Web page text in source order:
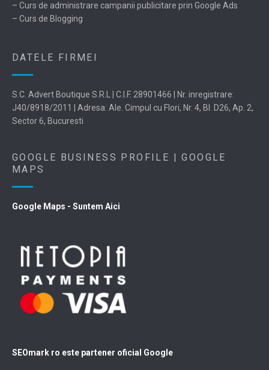
– Curs de administrare campanii publicitare prin Google Ads
– Curs de Blogging
DATELE FIRMEI
S.C. Advert Boutique S.R.L | C.I.F. 28901466 | Nr. inregistrare:
J40/8918/2011 | Adresa: Ale. Cimpul cu Flori, Nr. 4, Bl. D26, Ap. 2,
Sector 6, Bucuresti
GOOGLE BUSINESS PROFILE | GOOGLE
MAPS
Google Maps - Suntem Aici
SEOmark ro este partener oficial Google